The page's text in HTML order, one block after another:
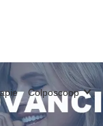
Colposcoop